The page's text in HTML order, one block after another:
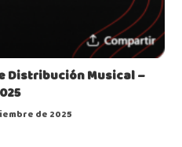
Distribución Musical –
de 2025